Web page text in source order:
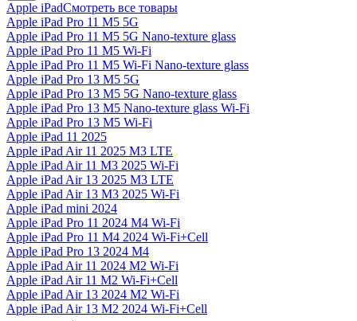
Apple iPadСмотреть все товары
Apple iPad Pro 11 M5 5G
Apple iPad Pro 11 M5 5G Nano-texture glass
Apple iPad Pro 11 M5 Wi-Fi
Apple iPad Pro 11 M5 Wi-Fi Nano-texture glass
Apple iPad Pro 13 M5 5G
Apple iPad Pro 13 M5 5G Nano-texture glass
Apple iPad Pro 13 M5 Nano-texture glass Wi-Fi
Apple iPad Pro 13 M5 Wi-Fi
Apple iPad 11 2025
Apple iPad Air 11 2025 M3 LTE
Apple iPad Air 11 M3 2025 Wi-Fi
Apple iPad Air 13 2025 M3 LTE
Apple iPad Air 13 M3 2025 Wi-Fi
Apple iPad mini 2024
Apple iPad Pro 11 2024 M4 Wi-Fi
Apple iPad Pro 11 M4 2024 Wi-Fi+Cell
Apple iPad Pro 13 2024 M4
Apple iPad Air 11 2024 M2 Wi-Fi
Apple iPad Air 11 M2 Wi-Fi+Cell
Apple iPad Air 13 2024 M2 Wi-Fi
Apple iPad Air 13 M2 2024 Wi-Fi+Cell